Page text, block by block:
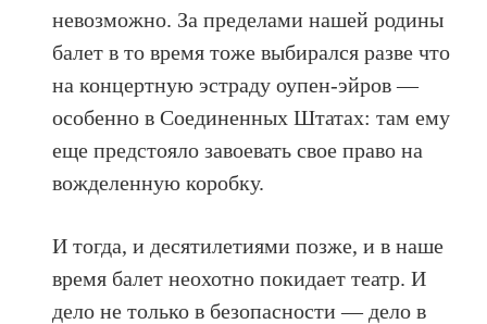
невозможно. За пределами нашей родины
балет в то время тоже выбирался разве что
на концертную эстраду оупен-эйров —
особенно в Соединенных Штатах: там ему
еще предстояло завоевать свое право на
вожделенную коробку.
И тогда, и десятилетиями позже, и в наше
время балет неохотно покидает театр. И
дело не только в безопасности — дело в